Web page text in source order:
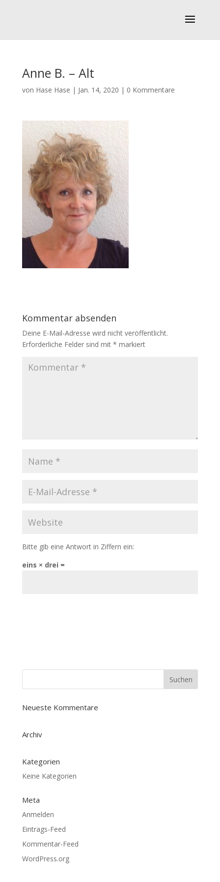
Anne B. – Alt
von Hase Hase | Jan. 14, 2020 | 0 Kommentare
Kommentar absenden
Deine E-Mail-Adresse wird nicht veröffentlicht.
Erforderliche Felder sind mit * markiert
Bitte gib eine Antwort in Ziffern ein:
eins × drei =
Neueste Kommentare
Archiv
Kategorien
Keine Kategorien
Meta
Anmelden
Eintrags-Feed
Kommentar-Feed
WordPress.org